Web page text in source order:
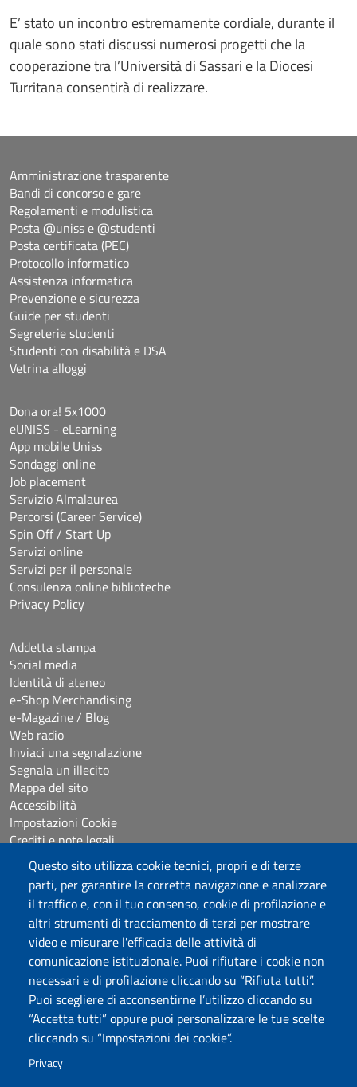
Questo sito utilizza cookie tecnici, propri e di terze
parti, per garantire la corretta navigazione e analizzare
il traffico e, con il tuo consenso, cookie di profilazione e
altri strumenti di tracciamento di terzi per mostrare
video e misurare l'efficacia delle attività di
comunicazione istituzionale. Puoi rifiutare i cookie non
necessari e di profilazione cliccando su “Rifiuta tutti”.
Puoi scegliere di acconsentirne l’utilizzo cliccando su
“Accetta tutti” oppure puoi personalizzare le tue scelte
cliccando su “Impostazioni dei cookie”.
Privacy
E’ stato un incontro estremamente cordiale, durante il
quale sono stati discussi numerosi progetti che la
cooperazione tra l’Università di Sassari e la Diocesi
Turritana consentirà di realizzare.
Università degli Studi di Sassari
Piazza Università 21, Sassari
Tel.: 800 882994 (Orientamento studenti)
RETTORE:rettore@uniss.it
PEC:protocollo@pec.uniss.it
URP:urp@uniss.it
Amministrazione trasparente
Bandi di concorso e gare
Regolamenti e modulistica
Posta @uniss e @studenti
Posta certificata (PEC)
Protocollo informatico
Assistenza informatica
Prevenzione e sicurezza
Guide per studenti
Segreterie studenti
Studenti con disabilità e DSA
Vetrina alloggi
Dona ora! 5x1000
eUNISS - eLearning
App mobile Uniss
Sondaggi online
Job placement
Servizio Almalaurea
Percorsi (Career Service)
Spin Off / Start Up
Servizi online
Servizi per il personale
Consulenza online biblioteche
Privacy Policy
Addetta stampa
Social media
Identità di ateneo
e-Shop Merchandising
e-Magazine / Blog
Web radio
Inviaci una segnalazione
Segnala un illecito
Mappa del sito
Accessibilità
Impostazioni Cookie
Crediti e note legali
Seguici su
Chatta con noi